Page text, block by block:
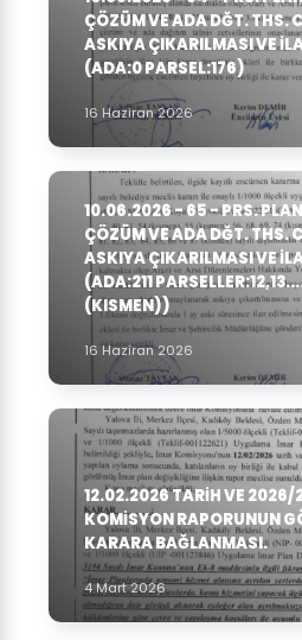
ÇÖZÜM VE ADA DĞT. THS.
ASKIYA ÇIKARILMASI VE
(ADA:0 PARSEL:176)
16 Haziran 2026
10.06.2026 - 65 - PRS.
ÇÖZÜM VE ADA DĞT. THS.
ASKIYA ÇIKARILMASI VE
(ADA:211
(KISMEN))
16 Haziran 2026
12.02.2026 TARIH VE 2026/
KOMISYON RAPORUNUN
KARARA BAĞLANMASI.
4 Mart 2026